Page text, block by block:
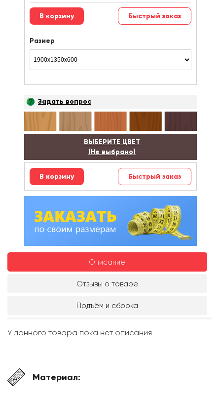
Быстрый заказ
Размер
Задать вопрос
ВЫБЕРИТЕ ЦВЕТ
(Не выбрано)
Быстрый заказ
Описание
Отзывы о товаре
Подъём и сборка
У данного товара пока нет описания.
Материал: